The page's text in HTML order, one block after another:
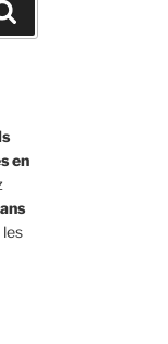
en
les